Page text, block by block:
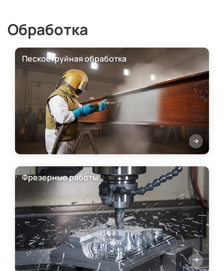
Обработка
Пескоструйная обработка
Фрезерные работы